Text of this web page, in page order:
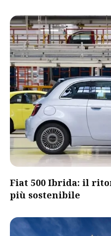
Fiat 500 Ibrida: il
più sostenibile